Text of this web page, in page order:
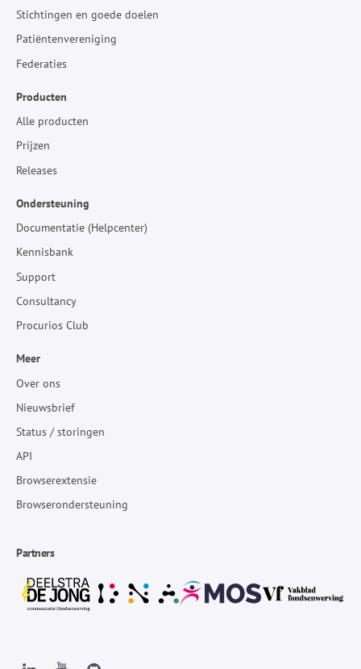
Stichtingen en goede doelen
Patiëntenvereniging
Federaties
Producten
Alle producten
Prijzen
Releases
Ondersteuning
Documentatie (Helpcenter)
Kennisbank
Support
Consultancy
Procurios Club
Meer
Over ons
Nieuwsbrief
Status / storingen
API
Browserextensie
Browserondersteuning
Partners